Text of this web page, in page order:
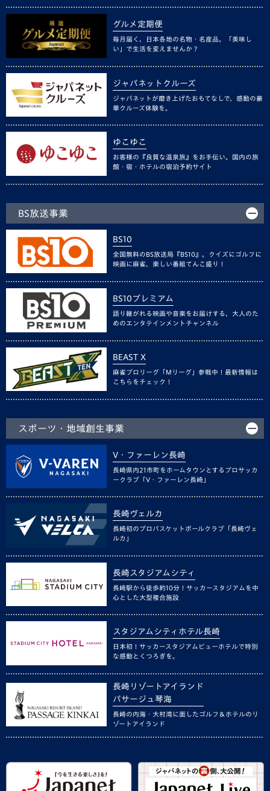
グルメ定期便
毎月届く、日本各地の名物・名産品。「美味し
い」で生活を変えませんか？
ジャパネットクルーズ
ジャパネットが磨き上げたおもてなしで、感動の豪
華クルーズ体験を。
ゆこゆこ
お客様の『良質な温泉旅』をお手伝い。国内の旅
館・宿・ホテルの宿泊予約サイト
BS放送事業
BS10
全国無料のBS放送局『BS10』。クイズにゴルフに
映画に麻雀、楽しい番組てんこ盛り！
BS10プレミアム
語り継がれる映画や音楽をお届けする、大人のた
めのエンタテインメントチャンネル
BEAST X
麻雀プロリーグ「Mリーグ」参戦中！最新情報は
こちらをチェック！
スポーツ・地域創生事業
V・ファーレン長崎
長崎県内21市町をホームタウンとするプロサッカ
ークラブ「V・ファーレン長崎」
長崎ヴェルカ
長崎初のプロバスケットボールクラブ「長崎ヴェ
ルカ」
長崎スタジアムシティ
長崎駅から徒歩約10分！サッカースタジアムを中
心とした大型複合施設
スタジアムシティホテル長崎
日本初！サッカースタジアムビューホテルで特別
な感動とくつろぎを。
長崎リゾートアイランド
パサージュ琴海
長崎の内海・大村湾に面したゴルフ＆ホテルのリ
ゾートアイランド